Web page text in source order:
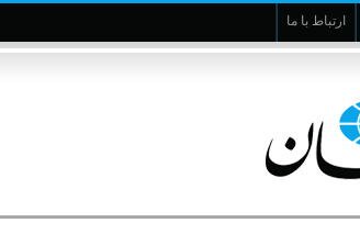
ارتباط با ما